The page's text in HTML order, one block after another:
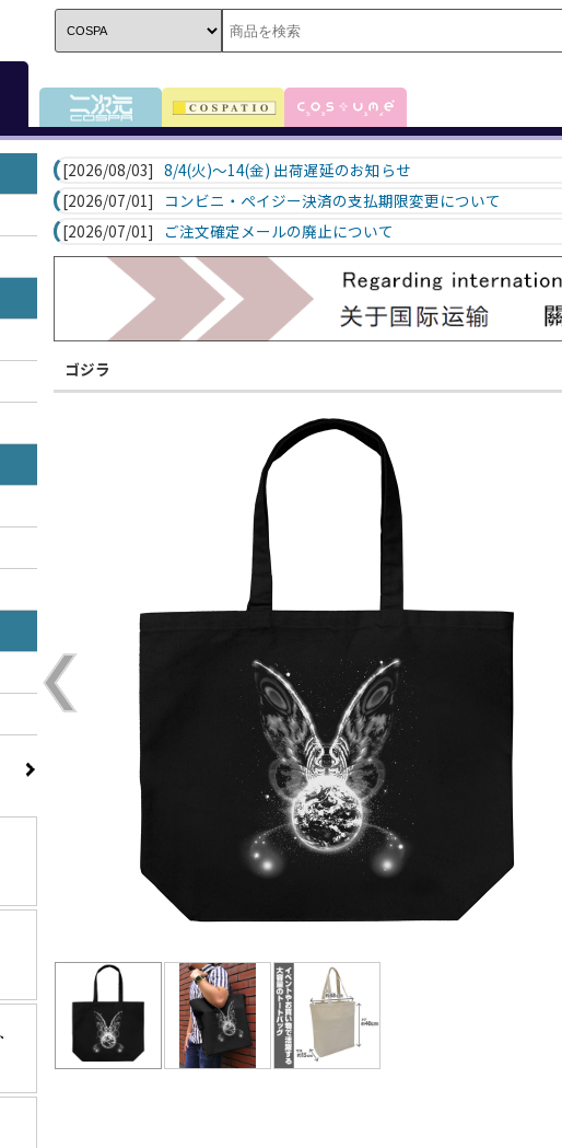
[2026/08/03] 8/4(火)～14(金) 出荷遅延のお知らせ
[2026/07/01]
コンビニ・ペイジー決済の支払期限変更について
[2026/07/01]
ご注文確定メールの廃止について
ゴジラ